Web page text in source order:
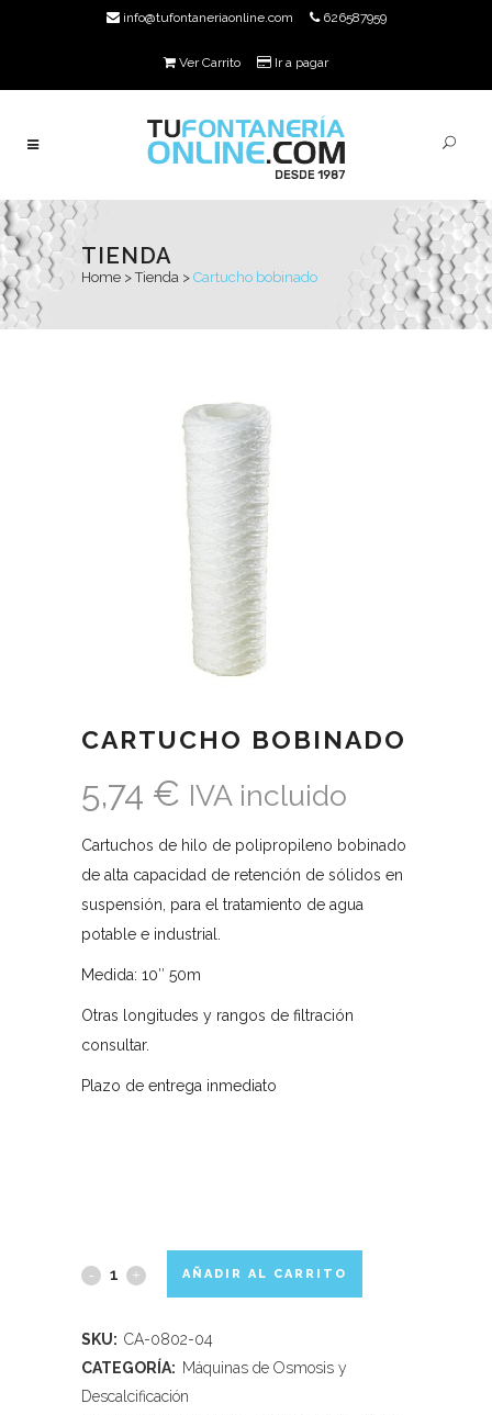
info@tufontaneriaonline.com 626587959
Ver Carrito Ir a pagar
TIENDA
Home >Tienda > Cartucho bobinado
CARTUCHO BOBINADO
5,74 € IVA incluido
Cartuchos de hilo de polipropileno bobinado
de alta capacidad de retención de sólidos en
suspensión, para el tratamiento de agua
potable e industrial.
Medida: 10″ 50m
Otras longitudes y rangos de filtración
consultar.
Plazo de entrega inmediato
AÑADIR AL CARRITO
SKU: CA-0802-04
CATEGORÍA: Máquinas de Osmosis y
Descalcificación